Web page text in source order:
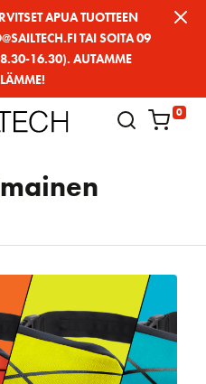
APUA TUOTTEEN
TAI SOITA 09
16.30). AUTAMME
0